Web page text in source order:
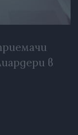
в